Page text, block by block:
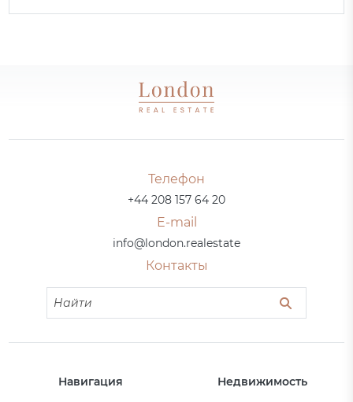
Телефон
+44 208 157 64 20
E-mail
info@london.realestate
Контакты
Навигация Недвижимость